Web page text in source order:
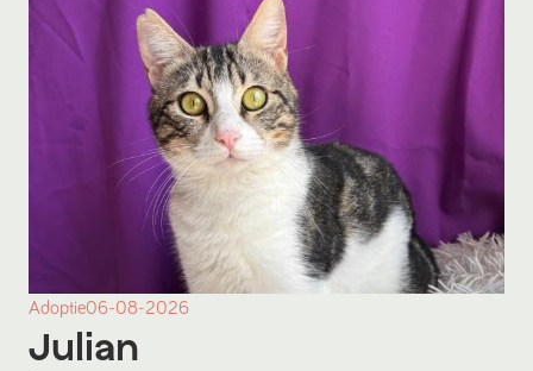
Adoptie06-08-2026
Julian